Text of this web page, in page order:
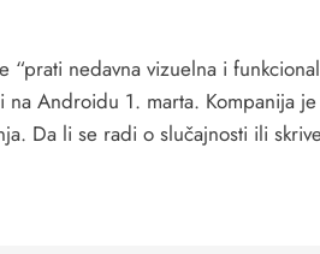
nedavna vizuelna i
Androidu 1. marta. Kompanija
Da li se radi o slučajnosti ili